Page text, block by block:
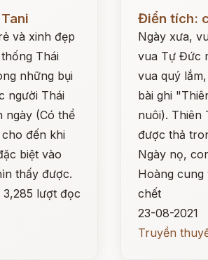
và xinh đẹp
Thái
những bụi
người Thái
ngày (Có thể
đến khi
biệt vào
thấy được.
3,285 lượt đọc
Đọc ngay
Điển tích:
Ngày xưa,
vua Tự Đức
vua quý
bài ghi
nuôi). Thiên
được thả
Ngày nọ,
Hoàng
chết
23-08-2021
Truyền